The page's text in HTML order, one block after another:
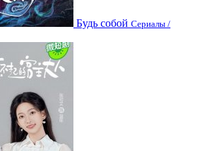
Будь собой Сериалы /